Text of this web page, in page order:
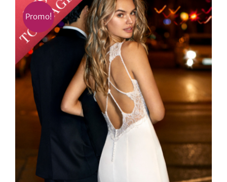
Notre boutique – Notre histoire
Prenez RDV
Promo!